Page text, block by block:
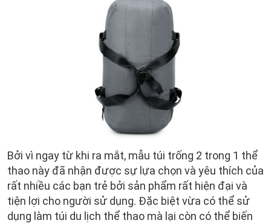
Bởi vì ngay từ khi ra mắt, mẫu túi trống 2 trong 1 thể
thao này đã nhận được sự lựa chọn và yêu thích của
rất nhiều các bạn trẻ bởi sản phẩm rất hiện đại và
tiện lợi cho người sử dụng. Đặc biệt vừa có thể sử
dụng làm túi du lịch thể thao mà lại còn có thể biến